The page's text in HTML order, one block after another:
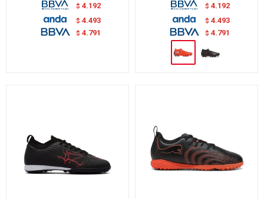
$ 4.192
$ 4.493
$ 4.791
$ 4.192
$ 4.493
$ 4.791